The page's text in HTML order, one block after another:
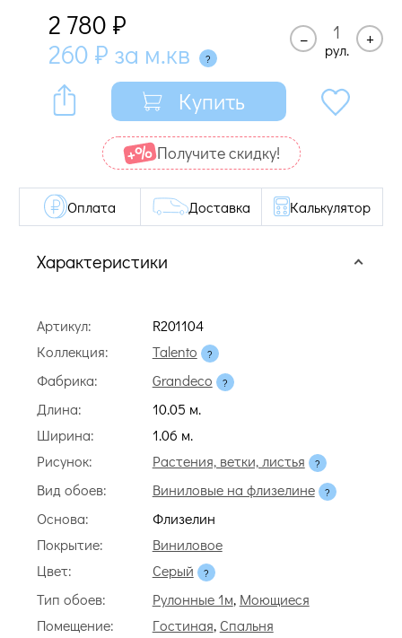
2 780 ₽
260 ₽ за м.кв –
рул.
+
Купить
Получите cкидку!
Характеристики
Артикул:
R201104
Коллекция:
Talento
Фабрика:
Grandeco
Длина:
10.05 м.
Ширина:
1.06 м.
Рисунок:
Растения, ветки, листья
Вид обоев:
Виниловые на флизелине
Основа:
Флизелин
Покрытие:
Виниловое
Цвет:
Серый
Тип обоев:
Рулонные 1м, Моющиеся
Помещение:
Гостиная, Спальня
Оплата Доставка Калькулятор